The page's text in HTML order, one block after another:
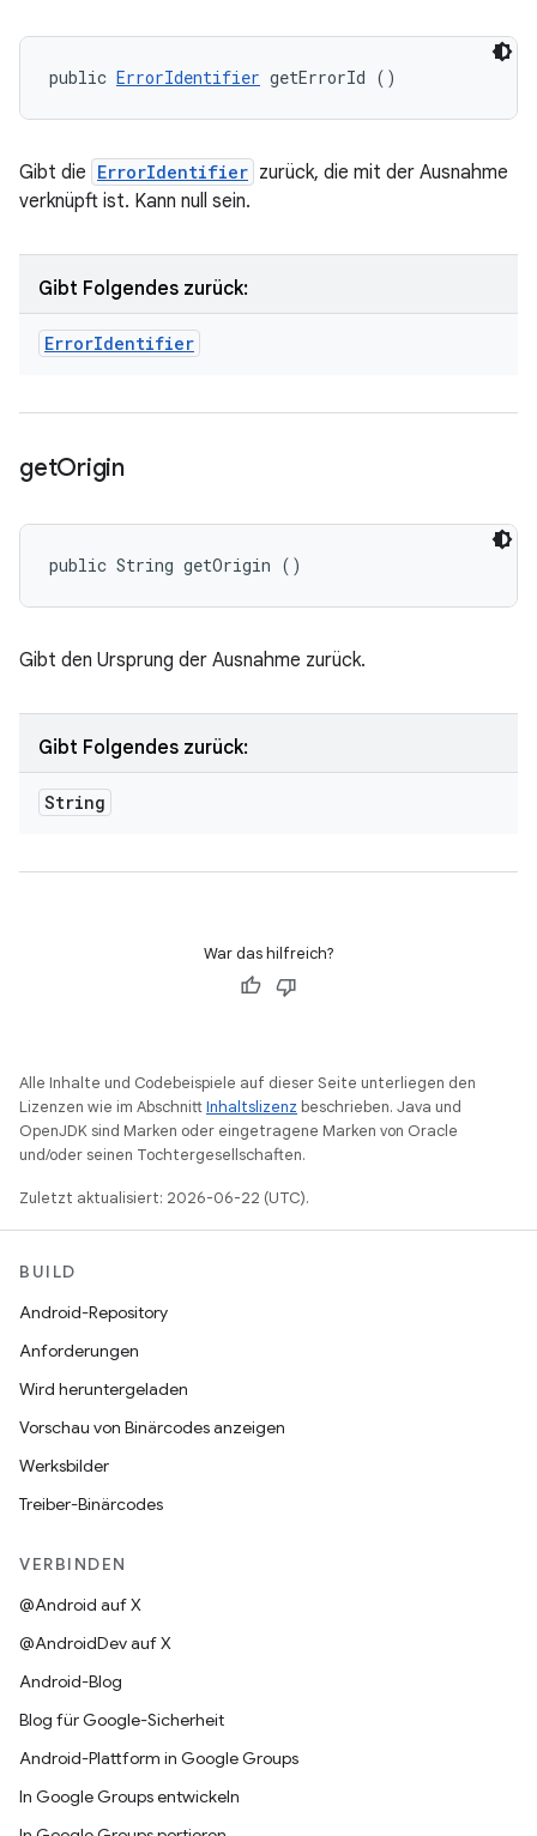
public ErrorIdentifier getErrorId ()
Gibt die ErrorIdentifier zurück, die mit der Ausnahme
verknüpft ist. Kann null sein.
Gibt Folgendes zurück:
ErrorIdentifier
getOrigin
public String getOrigin ()
Gibt den Ursprung der Ausnahme zurück.
Gibt Folgendes zurück:
String
War das hilfreich?
Alle Inhalte und Codebeispiele auf dieser Seite unterliegen den
Lizenzen wie im AbschnittInhaltslizenz beschrieben. Java und
OpenJDK sind Marken oder eingetragene Marken von Oracle
und/oder seinen Tochtergesellschaften.
Zuletzt aktualisiert: 2026-06-22 (UTC).
BUILD
Android-Repository
Anforderungen
Wird heruntergeladen
Vorschau von Binärcodes anzeigen
Werksbilder
Treiber-Binärcodes
VERBINDEN
@Android auf X
@AndroidDev auf X
Android-Blog
Blog für Google-Sicherheit
Android-Plattform in Google Groups
In Google Groups entwickeln